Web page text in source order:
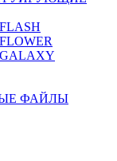
ФАЙЛЫ